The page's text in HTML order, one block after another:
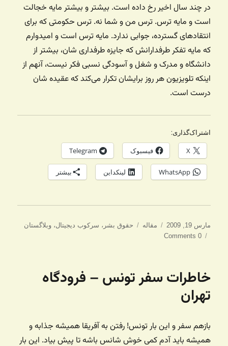
در چند سال اخیر رخ داده است. بیشتر و بیشتر مایه خجالت
است و مایه ترس. ترس من و شما نه. ترس حکومتی که برای
انتقادهای گسترده، جوابی ندارد. مایه ترس است و امیدوارم
که مایه تفکر طرفدارانش که جایزه طرفداری شان، بیشتر از
دانشگاه و مدرک و شغل و آسودگی نسبی فکر نیست، آنهم از
اینکه تلویزیون هر روز برایشان تکرار می‌کند که عقیده شان
درست است.
اشتراک‌گذاری:
X فیسبوک Telegram
WhatsApp لینکداین بیشتر
ارسال
شده
مارس 19, 2009 دسته‌ها
مقاله برچسب‌ها
حقوق بشر ، سرکوب دیجیتال،وبلاگستان
0 Comments
خاطرات سفر تونس – فرودگاه
تهران
بازهم سفر و این بار تونس! رفتن به آفریقا همیشه جذابه و
همیشه باید آدم کمی خوش شانس باشه تا پیش بیاد. این بار